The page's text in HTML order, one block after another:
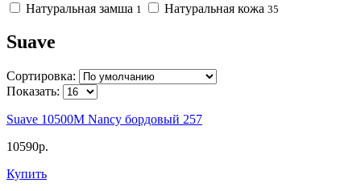
Натуральная замша 1 Натуральная кожа 35
Suave
Сортировка:
Показать:
Suave 10500M Nancy бордовый 257
10590р.
Купить